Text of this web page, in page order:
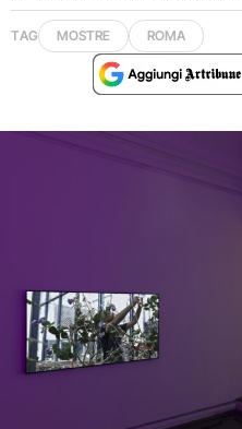
TAG MOSTRE ROMA